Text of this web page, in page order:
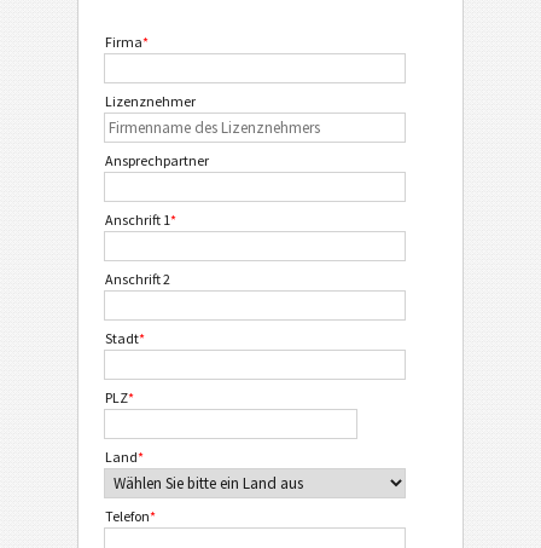
Firma*
Lizenznehmer
Ansprechpartner
Anschrift 1*
Anschrift 2
Stadt*
PLZ*
Land*
Telefon*